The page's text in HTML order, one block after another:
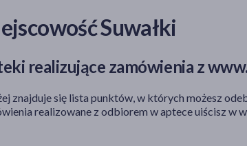
Suwałki
realizujące zamówienia z
znajduje się lista punktów, w których możesz
realizowane z odbiorem w aptece uiścisz w